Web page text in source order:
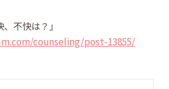
不快は？」
counseling/post-13855/